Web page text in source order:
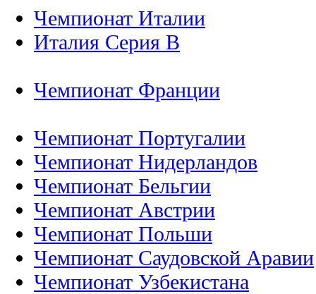
Чемпионат Италии
Италия Серия B
Чемпионат Франции
Чемпионат Португалии
Чемпионат Нидерландов
Чемпионат Бельгии
Чемпионат Австрии
Чемпионат Польши
Чемпионат Саудовской Аравии
Чемпионат Узбекистана